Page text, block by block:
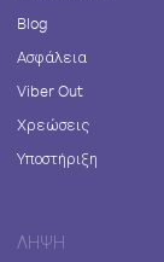
Blog
Ασφάλεια
Viber Out
Χρεώσεις
Υποστήριξη
ΛΉΨΗ